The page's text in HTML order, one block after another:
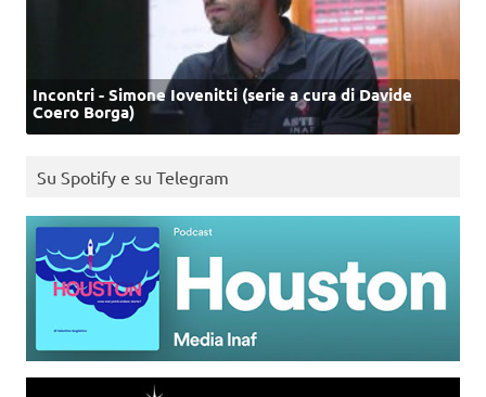
Incontri - Simone Iovenitti (serie a cura di Davide
Coero Borga)
Su Spotify e su Telegram